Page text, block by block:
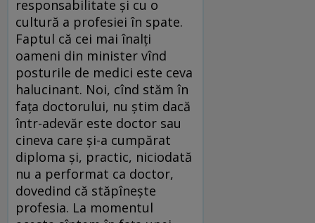
responsabilitate și cu o
cultură a profesiei în spate.
Faptul că cei mai înalți
oameni din minister vînd
posturile de medici este ceva
halucinant. Noi, cînd stăm în
fața doctorului, nu știm dacă
într-adevăr este doctor sau
cineva care și-a cumpărat
diploma și, practic, niciodată
nu a performat ca doctor,
dovedind că stăpînește
profesia. La momentul